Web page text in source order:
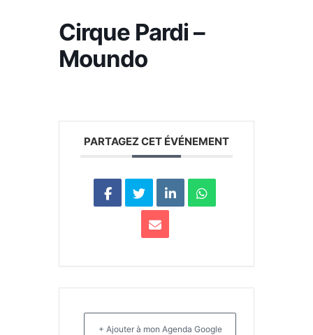
Cirque Pardi –
Moundo
PARTAGEZ CET ÉVÉNEMENT
+ Ajouter à mon Agenda Google